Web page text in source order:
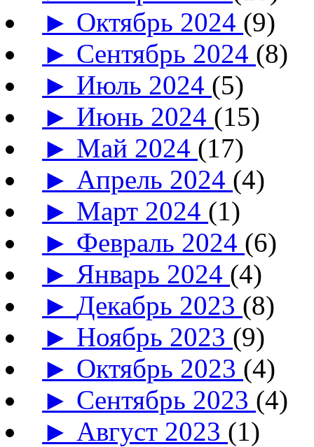
► Октябрь 2024 (9)
► Сентябрь 2024 (8)
► Июль 2024 (5)
► Июнь 2024 (15)
► Май 2024 (17)
► Апрель 2024 (4)
► Март 2024 (1)
► Февраль 2024 (6)
► Январь 2024 (4)
►Декабрь 2023 (8)
► Ноябрь 2023 (9)
► Октябрь 2023 (4)
► Сентябрь 2023 (4)
► Август 2023 (1)